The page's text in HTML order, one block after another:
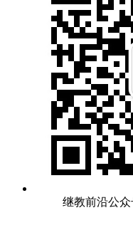
继教前沿公众